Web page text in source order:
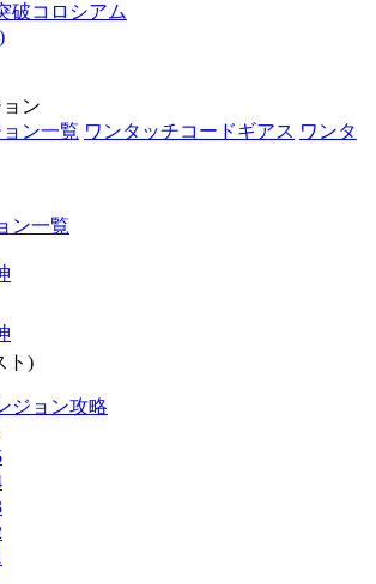
破コロシアム
ン
ン一覧 ワンタッチコードギアス ワンタ
ン一覧
ト)
ジョン攻略